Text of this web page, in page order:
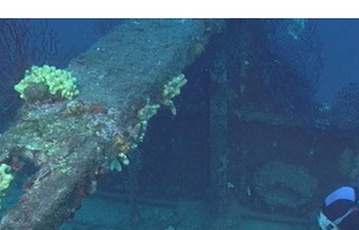
ist auf ein neues
forum.com
nur aufgrund